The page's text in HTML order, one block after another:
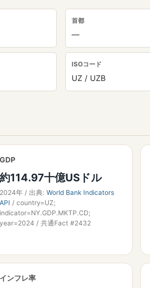
首都
—
ISOコード
UZ / UZB
GDP
約114.97十億USドル
2024年 / 出典: World Bank Indicators
API / country=UZ;
indicator=NY.GDP.MKTP.CD;
year=2024 / 共通Fact #2432
インフレ率